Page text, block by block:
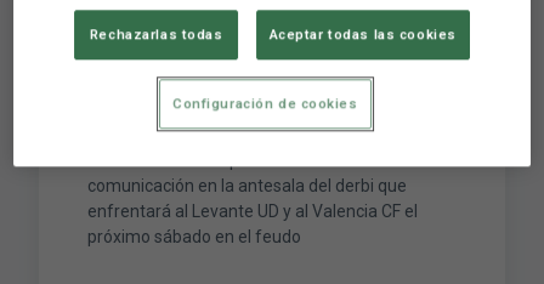
de nuestra gente"
Paco López y Albert Celades comparecieron de
forma conjunta en la sala de prensa del Estadio
comunicación en la antesala del derbi que
enfrentará al Levante UD y al Valencia CF el
próximo sábado en el feudo
Rechazarlas todas Aceptar todas las cookies
Configuración de cookies